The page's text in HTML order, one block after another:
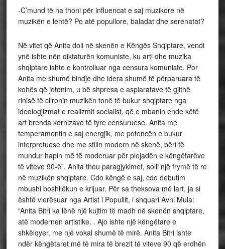
-C’mund të na thoni për influencat e saj muzikore në
muzikën e lehtë? Po atë popullore, baladat dhe serenatat?
Në vitet që Anita doli në skenën e Këngës Shqiptare, vendi
ynë ishte nën diktaturën komuniste, ku arti dhe muzika
shqiptare ishte e kontrolluar nga censura komuniste. Por
Anita me shumë bindje dhe idera shumë të përparuara të
kohës që jetonim, u bë shpresa e aspiaratave të gjithë
rinisë të clironin muzikën tonë të bukur shqiptare nga
ideologjizmat e realizmit socialist, që e mbanin ende këtë
art brenda kornizave të tyre censuruese. Anita me
temperamentin e saj energjik, me potencën e bukur
interpretuese dhe me stilin modern në skenë, bëri të
mundur hapin më të moderuar për plejadën e këngëtarëve
të viteve 90-ë`. Anita theu paragjykimet, solli një frymë të re
në muzikën shqiptare. Cdo këngë e saj, cdo debutim
mbushi boshllëkun e krijuar. Për sa theksova më lart, ja si
është vlerësuar nga Artist i Popullit, i shquari Avni Mula:
“Anita Bitri ka lënë një kujtim të madh në skenën shqiptare,
atë modernen artistike. . Ajo ishte një këngëtare e
shkëlqyer, me një vokal shumë të mirë. Anita Bitri ishte
ndër këngëtaret më të mira të brezit të viteve 90 që erdhën